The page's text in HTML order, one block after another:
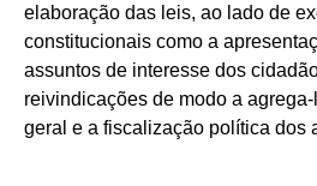
elaboração das leis, ao lado de
constitucionais como a
assuntos de interesse dos
reivindicações de modo a
geral e a fiscalização política dos